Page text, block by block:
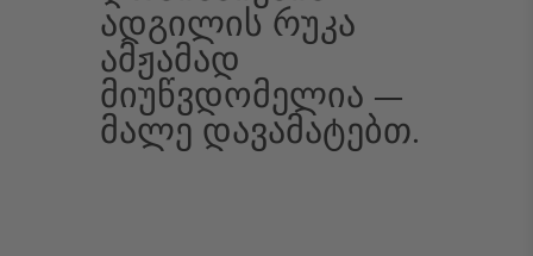
Ადგილის Რუკა
Ამჟამად
Მიუწვდომელია —
Მალე Დავამატებთ.